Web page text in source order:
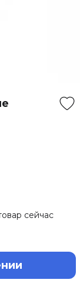
сейчас